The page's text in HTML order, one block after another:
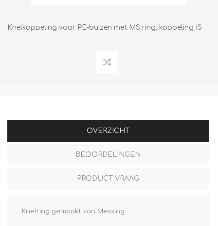
Knelkoppeling voor PE-buizen met MS ring, koppeling IS
OVERZICHT
BEOORDELINGEN
PRODUCT VRAAG
Knelring gemaakt van Messing